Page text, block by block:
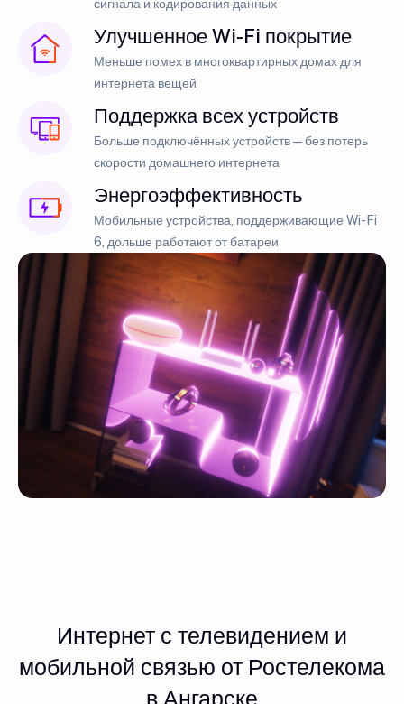
сигнала и кодирования данных
Улучшенное Wi-Fi покрытие
Меньше помех в многоквартирных домах для
интернета вещей
Поддержка всех устройств
Больше подключённых устройств — без потерь
скорости домашнего интернета
Энергоэффективность
Мобильные устройства, поддерживающие Wi-Fi
6, дольше работают от батареи
Интернет с телевидением и
мобильной связью от Ростелекома